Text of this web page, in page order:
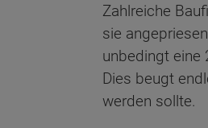
Zahlreiche
sie
unbedingt eine
Dies beugt
werden sollte.